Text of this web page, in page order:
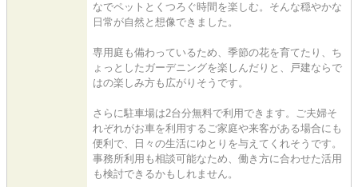
なでペットとくつろぐ時間を楽しむ。そんな穏やかな
日常が自然と想像できました。
専用庭も備わっているため、季節の花を育てたり、ち
ょっとしたガーデニングを楽しんだりと、戸建ならで
はの楽しみ方も広がりそうです。
さらに駐車場は2台分無料で利用できます。ご夫婦そ
れぞれがお車を利用するご家庭や来客がある場合にも
便利で、日々の生活にゆとりを与えてくれそうです。
事務所利用も相談可能なため、働き方に合わせた活用
も検討できるかもしれません。